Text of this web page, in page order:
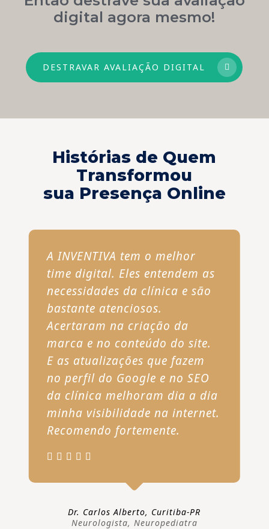
digital agora mesmo!
DESTRAVAR AVALIAÇÃO DIGITAL
Histórias de Quem
Transformou
sua Presença Online
A INVENTIVA tem o melhor
time digital. Eles entendem as
necessidades da clínica e são
bastante atenciosos.
Acertaram na criação da
marca e no conteúdo do site.
E as atualizações que fazem
no perfil do Google e no SEO
da clínica melhoram dia a dia
minha visibilidade na internet.
Recomendo fortemente.
Dr. Carlos Alberto, Curitiba-PR
Neurologista, Neuropediatra